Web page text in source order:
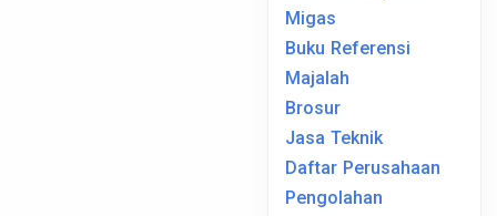
Migas
Buku Referensi
Majalah
Brosur
Jasa Teknik
Daftar Perusahaan
Pengolahan